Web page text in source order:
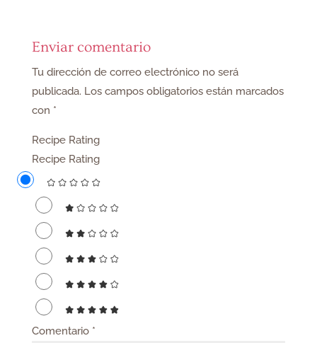
Enviar comentario
Tu dirección de correo electrónico no será
publicada. Los campos obligatorios están marcados
con *
Recipe Rating
Recipe Rating
Comentario *